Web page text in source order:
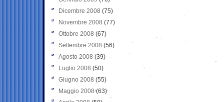
Dicembre 2008 (75)
Novembre 2008 (77)
Ottobre 2008 (67)
Settembre 2008 (56)
Agosto 2008 (39)
Luglio 2008 (50)
Giugno 2008 (55)
Maggio 2008(63)